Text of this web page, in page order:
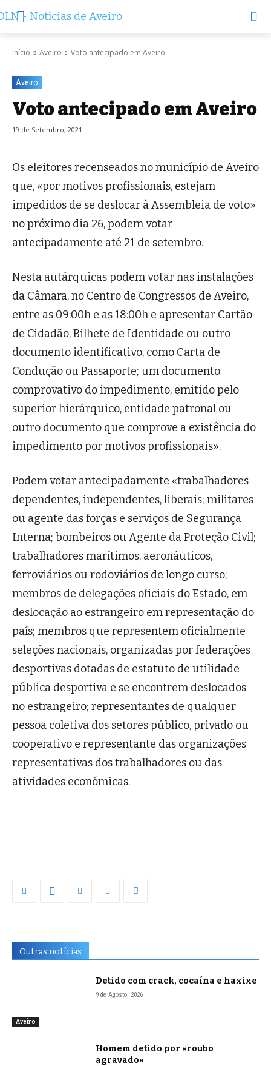
Início Aveiro Voto antecipado em Aveiro
Aveiro
Voto antecipado em Aveiro
19 de Setembro, 2021
Os eleitores recenseados no município de Aveiro
que, «por motivos profissionais, estejam
impedidos de se deslocar à Assembleia de voto»
no próximo dia 26, podem votar
antecipadamente até 21 de setembro.
Nesta autárquicas podem votar nas instalações
da Câmara, no Centro de Congressos de Aveiro,
entre as 09:00h e as 18:00h e apresentar Cartão
de Cidadão, Bilhete de Identidade ou outro
documento identificativo, como Carta de
Condução ou Passaporte; um documento
comprovativo do impedimento, emitido pelo
superior hierárquico, entidade patronal ou
outro documento que comprove a existência do
impedimento por motivos profissionais».
Podem votar antecipadamente «trabalhadores
dependentes, independentes, liberais; militares
ou agente das forças e serviços de Segurança
Interna; bombeiros ou Agente da Proteção Civil;
trabalhadores marítimos, aeronáuticos,
ferroviários ou rodoviários de longo curso;
membros de delegações oficiais do Estado, em
deslocação ao estrangeiro em representação do
país; membros que representem oficialmente
seleções nacionais, organizadas por federações
desportivas dotadas de estatuto de utilidade
pública desportiva e se encontrem deslocados
no estrangeiro; representantes de qualquer
pessoa coletiva dos setores público, privado ou
cooperativo e representante das organizações
representativas dos trabalhadores ou das
atividades económicas.
Outras notícias
Aveiro
Detido com crack, cocaína e haxixe
9 de Agosto, 2026
Homem detido por «roubo
agravado»